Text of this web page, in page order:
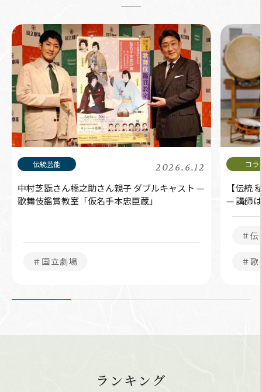
2026.6.12
中村芝翫さん橋之助さん親子 ダブルキャスト —
歌舞伎鑑賞教室「仮名手本忠臣蔵」
＃国立劇場
【伝統
— 講師
＃
＃
ランキング